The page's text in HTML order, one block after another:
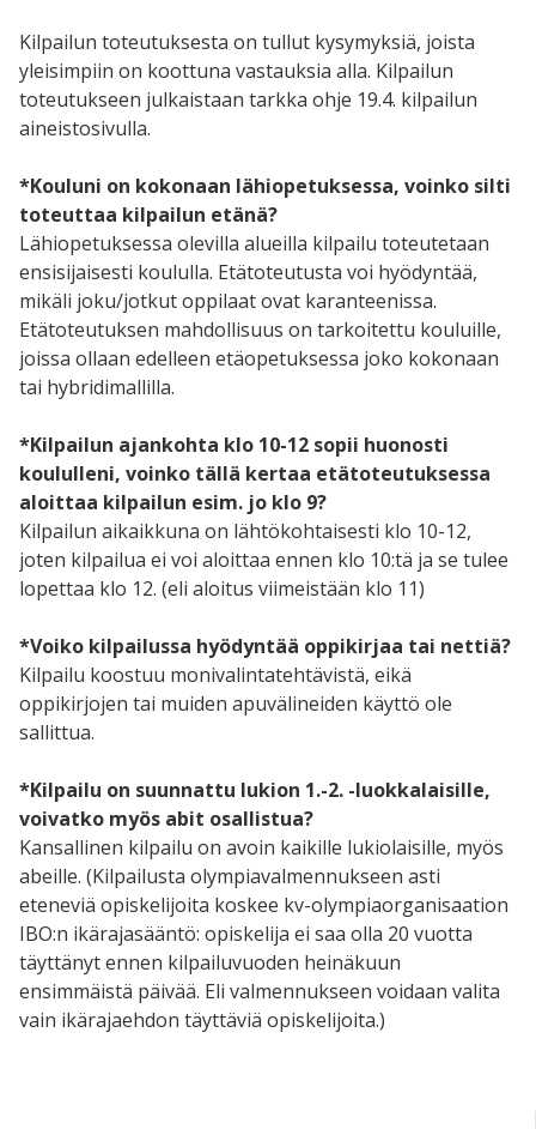
Kilpailun toteutuksesta on tullut kysymyksiä, joista
yleisimpiin on koottuna vastauksia alla. Kilpailun
toteutukseen julkaistaan tarkka ohje 19.4. kilpailun
aineistosivulla.
*Kouluni on kokonaan lähiopetuksessa, voinko silti
toteuttaa kilpailun etänä?
Lähiopetuksessa olevilla alueilla kilpailu toteutetaan
ensisijaisesti koululla. Etätoteutusta voi hyödyntää,
mikäli joku/jotkut oppilaat ovat karanteenissa.
Etätoteutuksen mahdollisuus on tarkoitettu kouluille,
joissa ollaan edelleen etäopetuksessa joko kokonaan
tai hybridimallilla.
*Kilpailun ajankohta klo 10-12 sopii huonosti
koululleni, voinko tällä kertaa etätoteutuksessa
aloittaa kilpailun esim. jo klo 9?
Kilpailun aikaikkuna on lähtökohtaisesti klo 10-12,
joten kilpailua ei voi aloittaa ennen klo 10:tä ja se tulee
lopettaa klo 12. (eli aloitus viimeistään klo 11)
*Voiko kilpailussa hyödyntää oppikirjaa tai nettiä?
Kilpailu koostuu monivalintatehtävistä, eikä
oppikirjojen tai muiden apuvälineiden käyttö ole
sallittua.
*Kilpailu on suunnattu lukion 1.-2. -luokkalaisille,
voivatko myös abit osallistua?
Kansallinen kilpailu on avoin kaikille lukiolaisille, myös
abeille. (Kilpailusta olympiavalmennukseen asti
eteneviä opiskelijoita koskee kv-olympiaorganisaation
IBO:n ikärajasääntö: opiskelija ei saa olla 20 vuotta
täyttänyt ennen kilpailuvuoden heinäkuun
ensimmäistä päivää. Eli valmennukseen voidaan valita
vain ikärajaehdon täyttäviä opiskelijoita.)